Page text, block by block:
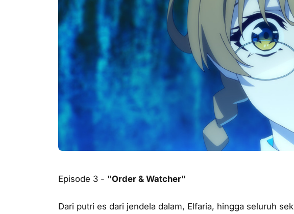
Episode 3 - "Order & Watcher"
Dari putri es dari jendela dalam, Elfaria, hingga seluruh